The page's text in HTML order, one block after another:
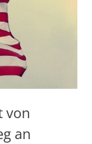
von
an